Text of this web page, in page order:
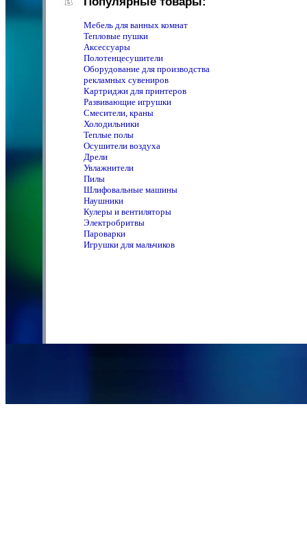
Мебель для ванных комнат
Тепловые пушки
Аксессуары
Полотенцeсушители
Оборудование для производства
рекламных сувениров
Картриджи для принтеров
Развивающие игрушки
Смесители, краны
Холодильники
Теплые полы
Осушители воздуха
Дрели
Увлажнители
Пилы
Шлифовальные машины
Наушники
Кулеры и вентиляторы
Электробритвы
Пароварки
Игрушки для мальчиков